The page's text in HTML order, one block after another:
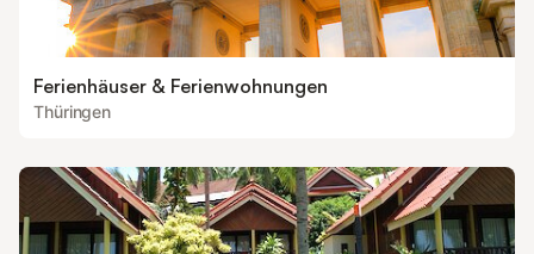
Ferienhäuser & Ferienwohnungen
Thüringen